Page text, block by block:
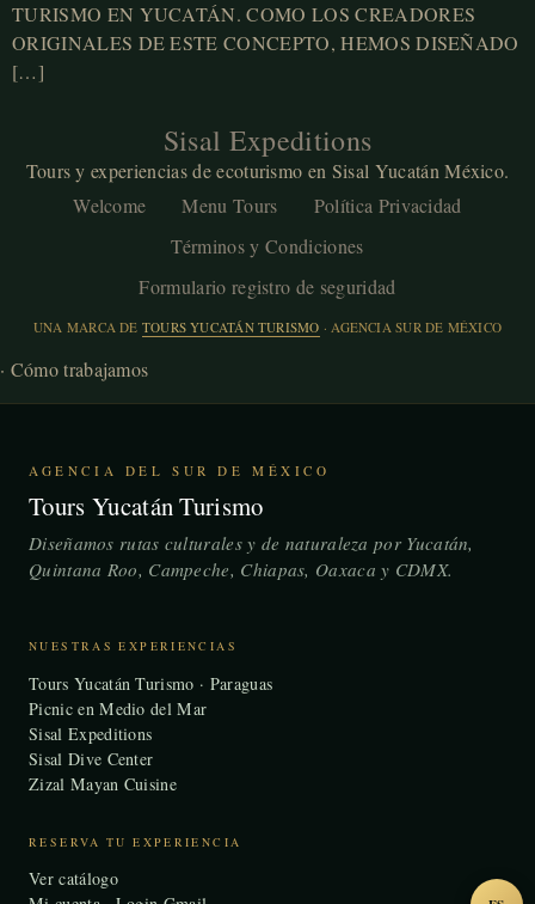
TURISMO EN YUCATÁN. COMO LOS CREADORES
ORIGINALES DE ESTE CONCEPTO, HEMOS DISEÑADO
[…]
Sisal Expeditions
Tours y experiencias de ecoturismo en Sisal Yucatán México.
Welcome
Menu Tours
Política Privacidad
Términos y Condiciones
Formulario registro de seguridad
UNA MARCA DE TOURS YUCATÁN TURISMO · AGENCIA SUR DE MÉXICO
· Cómo trabajamos
AGENCIA DEL SUR DE MÉXICO
Tours Yucatán Turismo
Diseñamos rutas culturales y de naturaleza por Yucatán,
Quintana Roo, Campeche, Chiapas, Oaxaca y CDMX.
NUESTRAS EXPERIENCIAS
Tours Yucatán Turismo · Paraguas
Picnic en Medio del Mar
Sisal Expeditions
Sisal Dive Center
Zizal Mayan Cuisine
RESERVA TU EXPERIENCIA
Ver catálogo